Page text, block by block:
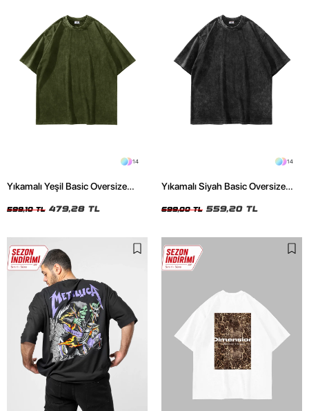
14
Yıkamalı Yeşil Basic Oversize
599,10 TL 479,28 TL
14
Yıkamalı Siyah Basic Oversize
699,00 TL 559,20 TL